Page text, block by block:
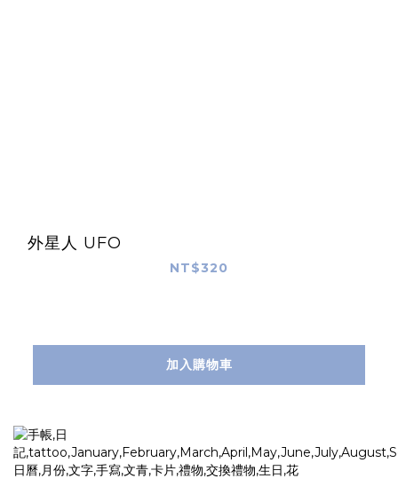
外星人 UFO
NT$320
加入購物車